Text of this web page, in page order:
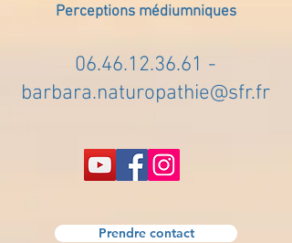
Perceptions médiumniques
06.46.12.36.61 -
barbara.naturopathie@sfr.fr
Prendre contact